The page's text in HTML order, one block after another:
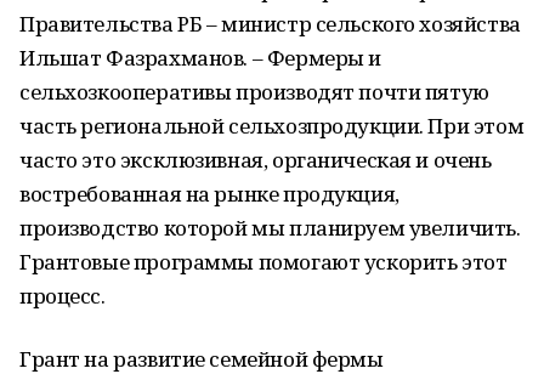
Правительства РБ – министр сельского хозяйства
Ильшат Фазрахманов. – Фермеры и
сельхозкооперативы производят почти пятую
часть региональной сельхозпродукции. При этом
часто это эксклюзивная, органическая и очень
востребованная на рынке продукция,
производство которой мы планируем увеличить.
Грантовые программы помогают ускорить этот
процесс.
Грант на развитие семейной фермы